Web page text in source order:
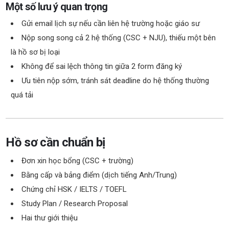
Một số lưu ý quan trọng
Gửi email lịch sự nếu cần liên hệ trường hoặc giáo sư
Nộp song song cả 2 hệ thống (CSC + NJU), thiếu một bên
là hồ sơ bị loại
Không để sai lệch thông tin giữa 2 form đăng ký
Ưu tiên nộp sớm, tránh sát deadline do hệ thống thường
quá tải
Hồ sơ cần chuẩn bị
Đơn xin học bổng (CSC + trường)
Bằng cấp và bảng điểm (dịch tiếng Anh/Trung)
Chứng chỉ HSK / IELTS / TOEFL
Study Plan / Research Proposal
Hai thư giới thiệu